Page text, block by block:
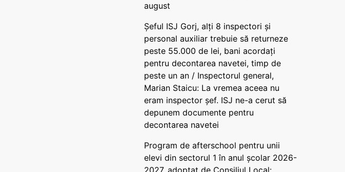
august
Șeful ISJ Gorj, alți 8 inspectori și
personal auxiliar trebuie să returneze
peste 55.000 de lei, bani acordați
pentru decontarea navetei, timp de
peste un an / Inspectorul general,
Marian Staicu: La vremea aceea nu
eram inspector șef. ISJ ne-a cerut să
depunem documente pentru
decontarea navetei
Program de afterschool pentru unii
elevi din sectorul 1 în anul școlar 2026-
2027, adoptat de Consiliul Local: